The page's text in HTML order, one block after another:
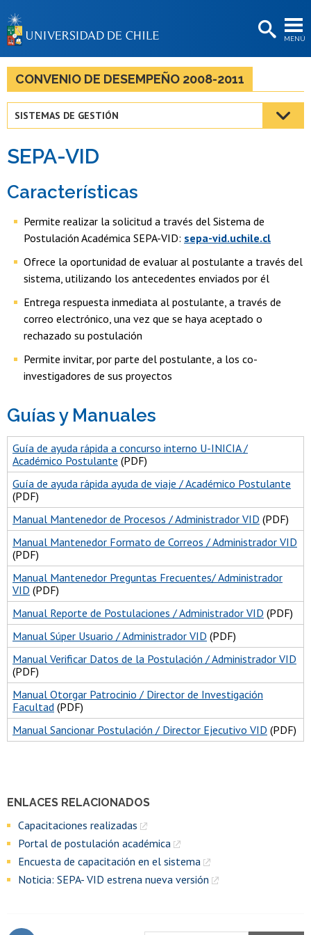
MENÚ
BIBLIOTECAS
LA UNIVERSIDAD
Estudiantes
CONVENIO DE DESEMPEÑO 2008-2011
SISTEMAS DE GESTIÓN
SEPA-VID
ENLACES RELACIONADOS
Capacitaciones realizadas
Portal de postulación académica
Encuesta de capacitación en el sistema
Noticia: SEPA- VID estrena nueva versión
Características
Permite realizar la solicitud a través del Sistema de
Postulación Académica SEPA-VID: sepa-vid.uchile.cl
Ofrece la oportunidad de evaluar al postulante a través del
sistema, utilizando los antecedentes enviados por él
Entrega respuesta inmediata al postulante, a través de
correo electrónico, una vez que se haya aceptado o
rechazado su postulación
Permite invitar, por parte del postulante, a los co-
investigadores de sus proyectos
Guías y Manuales
Guía de ayuda rápida a concurso interno U-INICIA /
Académico Postulante (PDF)
Guía de ayuda rápida ayuda de viaje / Académico Postulante
(PDF)
Manual Mantenedor de Procesos / Administrador VID (PDF)
Manual Mantenedor Formato de Correos / Administrador VID
(PDF)
Manual Mantenedor Preguntas Frecuentes/ Administrador
VID (PDF)
Manual Reporte de Postulaciones / Administrador VID (PDF)
Manual Súper Usuario / Administrador VID (PDF)
Manual Verificar Datos de la Postulación / Administrador VID
(PDF)
Manual Otorgar Patrocinio / Director de Investigación
Facultad (PDF)
Manual Sancionar Postulación / Director Ejecutivo VID (PDF)